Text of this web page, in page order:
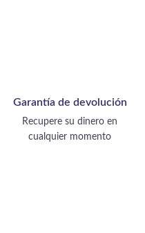
Garantía de devolución
Recupere su dinero en
cualquier momento